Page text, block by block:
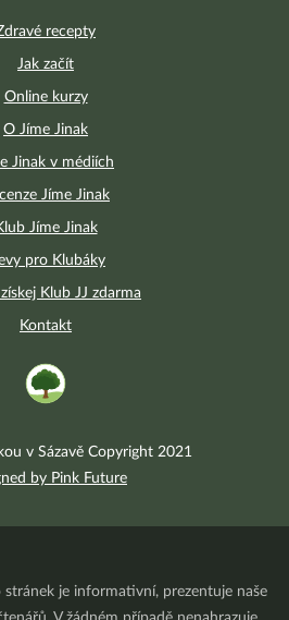
recepty
Jak začít
Online kurzy
O Jíme Jinak
Jinak v médiích
Jíme Jinak
Jíme Jinak
pro Klubáky
Klub JJ zdarma
Kontakt
v Sázavě Copyright 2021
by Pink Future
je informativní, prezentuje naše